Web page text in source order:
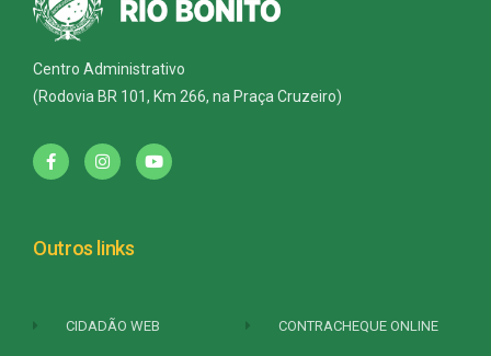
Centro Administrativo
(Rodovia BR 101, Km 266, na Praça Cruzeiro)
Outros links
CIDADÃO WEB CONTRACHEQUE ONLINE